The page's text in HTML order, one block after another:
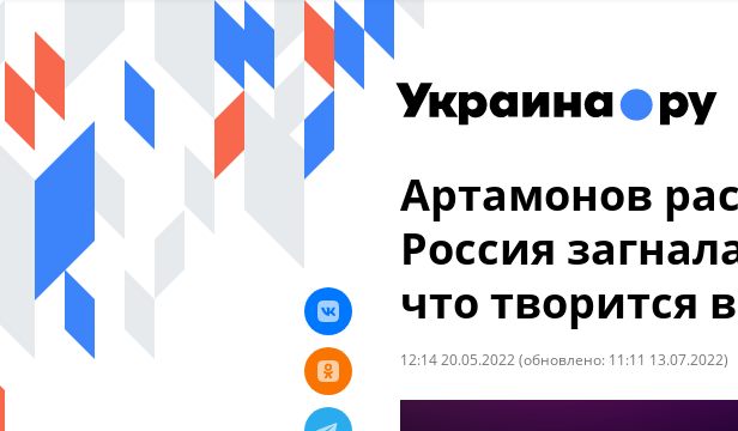
Артамонов
Россия
что творится
12:14 20.05.2022 (обновлено: 11:11 13.07.2022)